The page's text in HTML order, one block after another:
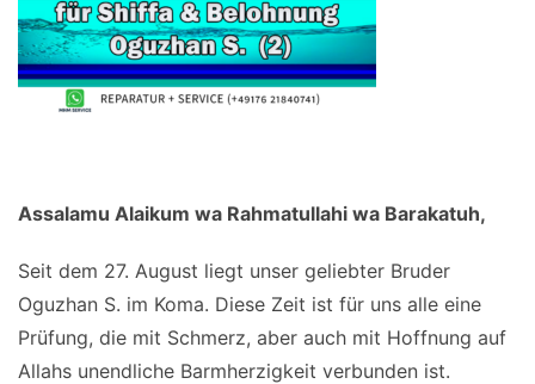
Assalamu Alaikum wa Rahmatullahi wa Barakatuh,
Seit dem 27. August liegt unser geliebter Bruder
Oguzhan S. im Koma. Diese Zeit ist für uns alle eine
Prüfung, die mit Schmerz, aber auch mit Hoffnung auf
Allahs unendliche Barmherzigkeit verbunden ist.